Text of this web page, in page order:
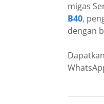
migas
B40,
dengan